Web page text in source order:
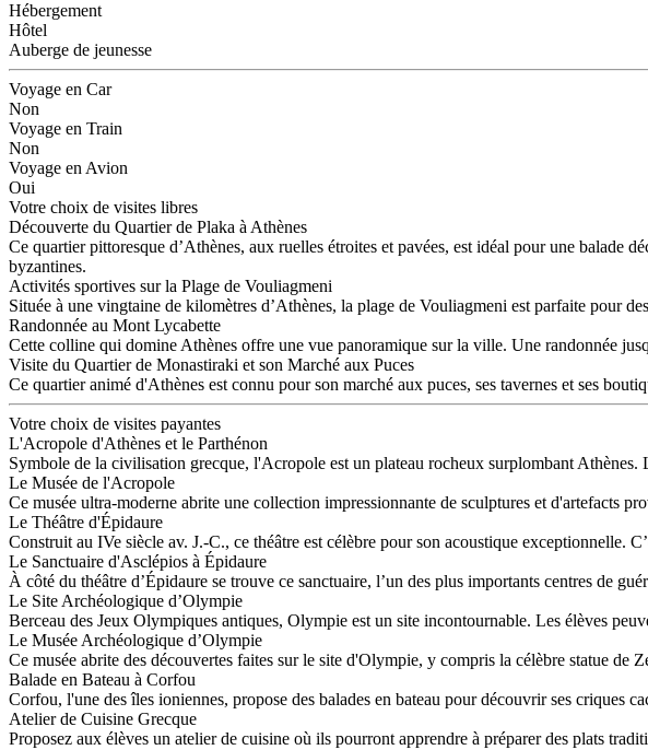
Hébergement
Hôtel
Auberge de jeunesse
Voyage en Car
Non
Voyage en Train
Non
Voyage en Avion
Oui
Votre choix de visites libres
Découverte du Quartier de Plaka à Athènes
Ce quartier pittoresque d’Athènes, aux ruelles étroites et pavées, est idéal pour une balade
byzantines.
Activités sportives sur la Plage de Vouliagmeni
Située à une vingtaine de kilomètres d’Athènes, la plage de Vouliagmeni est parfaite pour
Randonnée au Mont Lycabette
Cette colline qui domine Athènes offre une vue panoramique sur la ville. Une randonnée
Visite du Quartier de Monastiraki et son Marché aux Puces
Ce quartier animé d'Athènes est connu pour son marché aux puces, ses tavernes et ses
Votre choix de visites payantes
L'Acropole d'Athènes et le Parthénon
Symbole de la civilisation grecque, l'Acropole est un plateau rocheux surplombant
Le Musée de l'Acropole
Ce musée ultra-moderne abrite une collection impressionnante de sculptures et d'artefacts
Le Théâtre d'Épidaure
Construit au IVe siècle av. J.-C., ce théâtre est célèbre pour son acoustique exceptionnelle.
Le Sanctuaire d'Asclépios à Épidaure
À côté du théâtre d’Épidaure se trouve ce sanctuaire, l’un des plus importants centres de
Le Site Archéologique d’Olympie
Berceau des Jeux Olympiques antiques, Olympie est un site incontournable. Les élèves
Le Musée Archéologique d’Olympie
Ce musée abrite des découvertes faites sur le site d'Olympie, y compris la célèbre statue de
Balade en Bateau à Corfou
Corfou, l'une des îles ioniennes, propose des balades en bateau pour découvrir ses criques
Atelier de Cuisine Grecque
Proposez aux élèves un atelier de cuisine où ils pourront apprendre à préparer des plats